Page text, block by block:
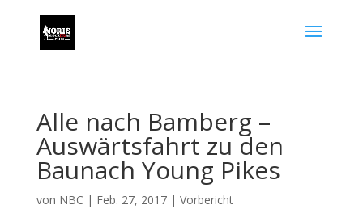
Alle nach Bamberg –
Auswärtsfahrt zu den
Baunach Young Pikes
von NBC | Feb. 27, 2017| Vorbericht